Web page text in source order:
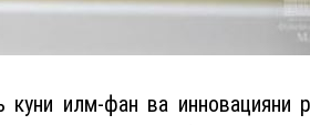
илм-фан ва инновацияни
устувор вазифалар